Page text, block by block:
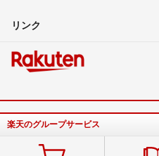
リンク
楽天のグループサービス